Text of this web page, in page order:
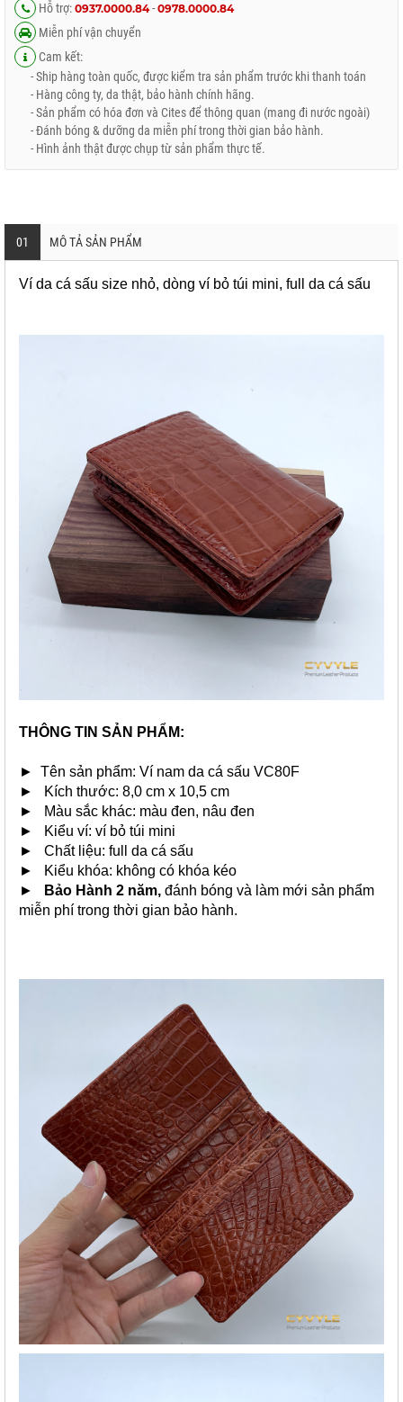
Hỗ trợ: 0937.0000.84- 0978.0000.84
Miễn phí vận chuyển
Cam kết:
- Ship hàng toàn quốc, được kiểm tra sản phẩm trước khi thanh toán
- Hàng công ty, da thật, bảo hành chính hãng.
- Sản phẩm có hóa đơn và Cites để thông quan (mang đi nước ngoài)
- Đánh bóng & dưỡng da miễn phí trong thời gian bảo hành.
- Hình ảnh thật được chụp từ sản phẩm thực tế.
01 MÔ TẢ SẢN PHẨM
Ví da cá sấu size nhỏ, dòng ví bỏ túi mini, full da cá sấu
THÔNG TIN SẢN PHẨM:
► Tên sản phẩm: Ví nam da cá sấu VC80F
► Kích thước: 8,0 cm x 10,5 cm
► Màu sắc khác: màu đen, nâu đen
► Kiểu ví: ví bỏ túi mini
► Chất liệu: full da cá sấu
► Kiểu khóa: không có khóa kéo
►
Bảo Hành 2 năm, đánh bóng và làm mới sản phẩm
miễn phí trong thời gian bảo hành.